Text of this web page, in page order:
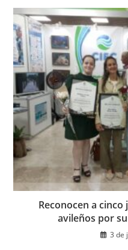
Reconocen a
avileños por
3 de